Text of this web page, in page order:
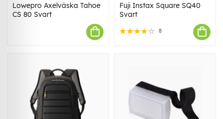
Lowepro Axelväska Tahoe
CS 80 Svart
Fuji Instax Square SQ40
Svart
8